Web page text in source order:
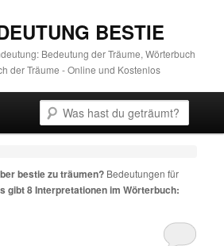
BESTIE
Bedeutung der Träume, Wörterbuch
der Träume - Online und Kostenlos
Inhalt
bestiezu träumen?Bedeutungen für
gibt 8 Interpretationen im Wörterbuch: